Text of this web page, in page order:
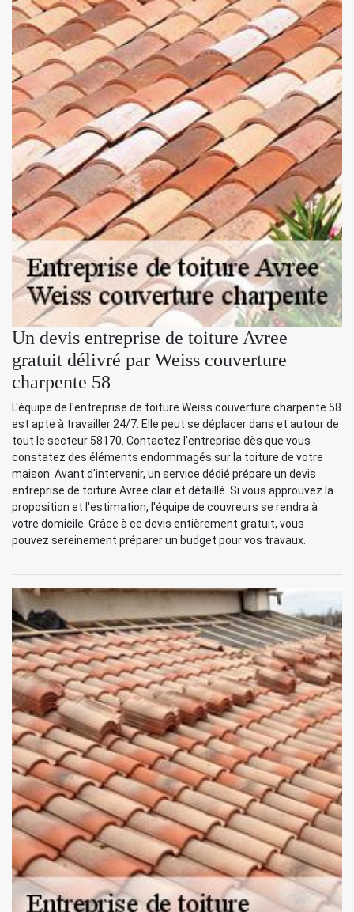
Un devis entreprise de toiture Avree
gratuit délivré par Weiss couverture
charpente 58
L'équipe de l'entreprise de toiture Weiss couverture charpente 58
est apte à travailler 24/7. Elle peut se déplacer dans et autour de
tout le secteur 58170. Contactez l'entreprise dès que vous
constatez des éléments endommagés sur la toiture de votre
maison. Avant d'intervenir, un service dédié prépare un devis
entreprise de toiture Avree clair et détaillé. Si vous approuvez la
proposition et l'estimation, l'équipe de couvreurs se rendra à
votre domicile. Grâce à ce devis entièrement gratuit, vous
pouvez sereinement préparer un budget pour vos travaux.